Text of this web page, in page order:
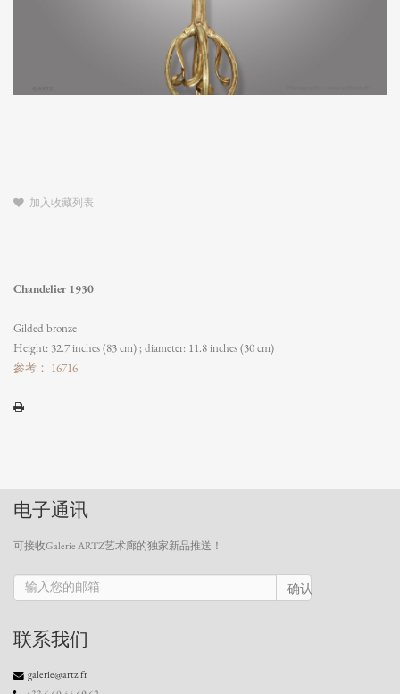
加入收藏列表
Chandelier 1930
Gilded bronze
Height: 32.7 inches (83 cm) ; diameter: 11.8 inches (30 cm)
參考： 16716
电子通讯
可接收Galerie ARTZ艺术廊的独家新品推送！
确认
联系我们
galerie@artz.fr